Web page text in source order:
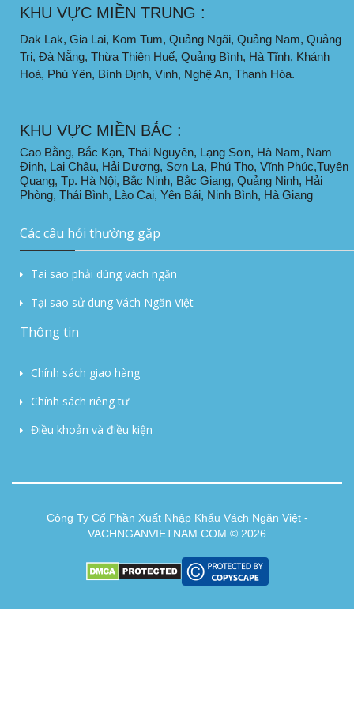
KHU VỰC MIỀN TRUNG :
Dak Lak, Gia Lai, Kom Tum, Quảng Ngãi, Quảng Nam, Quảng
Trị, Đà Nẵng, Thừa Thiên Huế, Quảng Bình, Hà Tĩnh, Khánh
Hoà, Phú Yên, Bình Định, Vinh, Nghệ An, Thanh Hóa.
KHU VỰC MIỀN BẮC :
Cao Bằng, Bắc Kạn, Thái Nguyên, Lạng Sơn, Hà Nam, Nam
Định, Lai Châu, Hải Dương, Sơn La, Phú Thọ, Vĩnh Phúc,Tuyên
Quang, Tp. Hà Nội, Bắc Ninh, Bắc Giang, Quảng Ninh, Hải
Phòng, Thái Bình, Lào Cai, Yên Bái, Ninh Bình, Hà Giang
Các câu hỏi thường gặp
Tai sao phải dùng vách ngăn
Tại sao sử dung Vách Ngăn Việt
Thông tin
Chính sách giao hàng
Chính sách riêng tư
Điều khoản và điều kiện
Công Ty Cổ Phần Xuất Nhập Khẩu Vách Ngăn Việt -
VACHNGANVIETNAM.COM © 2026